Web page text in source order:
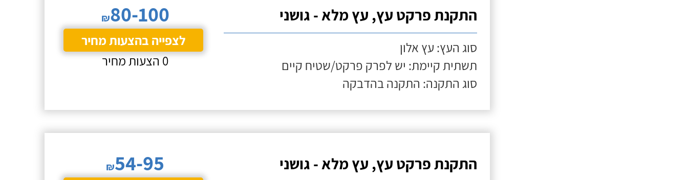
התקנת פרקט עץ, עץ מלא - גושני
סוג העץ: עץ אלון
תשתית קיימת: יש לפרק פרקט/שטיח קיים
סוג התקנה: התקנה בהדבקה
₪80-100
לצפייה בהצעות מחיר
0 הצעות מחיר
התקנת פרקט עץ, עץ מלא - גושני ₪54-95